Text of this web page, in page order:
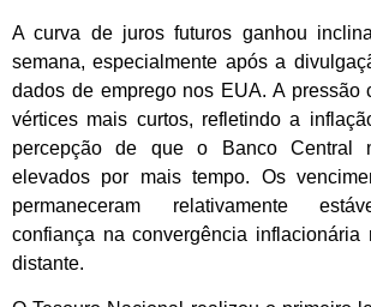
A curva de juros futuros ganhou
semana, especialmente após a
dados de emprego nos EUA. A pressão
vértices mais curtos, refletindo a
percepção de que o Banco Central
elevados por mais tempo. Os
permaneceram relativamente
confiança na convergência inflacionária
distante.